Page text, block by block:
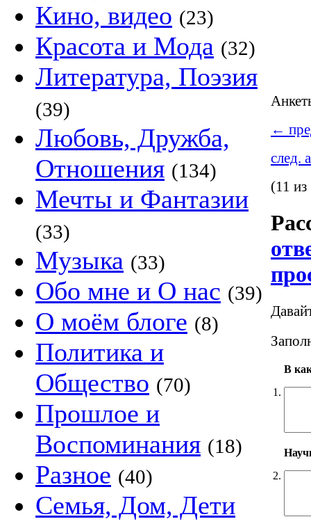
Кино, видео (23)
Красота и Мода (32)
Литература, Поэзия
(39)
Любовь, Дружба,
Отношения (134)
Мечты и Фантазии
(33)
Музыка (33)
Обо мне и О нас (39)
О моём блоге (8)
Политика и
Общество (70)
Прошлое и
Воспоминания (18)
Разное (40)
Семья, Дом, Дети
←
след.
(11
1.
В
2.